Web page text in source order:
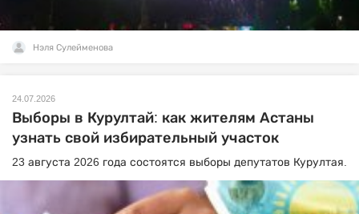
Нэля Сулейменова
24.07.2026
Выборы в Курултай: как жителям Астаны
узнать свой избирательный участок
23 августа 2026 года состоятся выборы депутатов Курултая.